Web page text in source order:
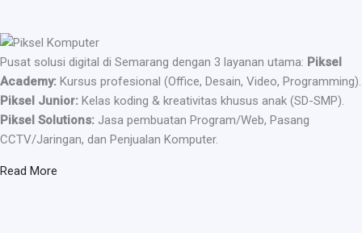
Pusat solusi digital di Semarang dengan 3 layanan utama: Piksel
Academy: Kursus profesional (Office, Desain, Video, Programming).
Piksel Junior: Kelas koding & kreativitas khusus anak (SD-SMP).
Piksel Solutions: Jasa pembuatan Program/Web, Pasang
CCTV/Jaringan, dan Penjualan Komputer.
Read More